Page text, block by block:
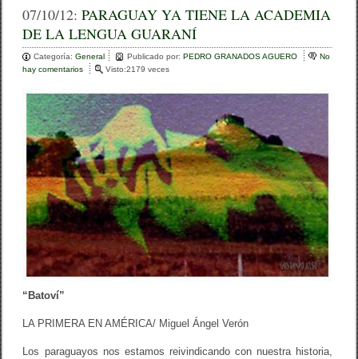
c
e
b
o
o
k
tt
er
m
p
ar
tir
07/10/12:PARAGUAY YA TIENE LA ACADEMIA
DE LA LENGUA GUARANÍ
Categoría:General Publicado por:PEDRO GRANADOS AGUERO
No
hay comentarios
P
A
R
A
G
U
A
Y
Y
A
I
N
E
C
D
Visto:2179 veces
“Batoví”
LA PRIMERA EN AMÉRICA/ Miguel Ángel Verón
Los paraguayos nos estamos reivindicando con nuestra historia,